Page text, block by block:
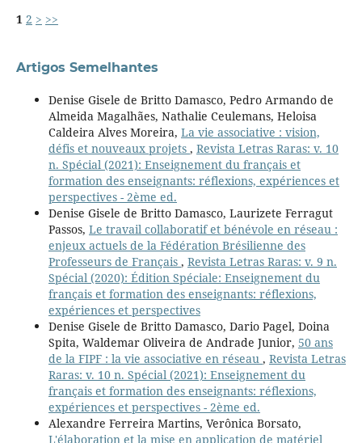
1 2 > >>
Artigos Semelhantes
Denise Gisele de Britto Damasco, Pedro Armando de
Almeida Magalhães, Nathalie Ceulemans, Heloisa
Caldeira Alves Moreira, La vie associative : vision,
défis et nouveaux projets , Revista Letras Raras: v. 10
n. Spécial (2021): Enseignement du français et
formation des enseignants: réflexions, expériences et
perspectives - 2ème ed.
Denise Gisele de Britto Damasco, Laurizete Ferragut
Passos, Le travail collaboratif et bénévole en réseau :
enjeux actuels de la Fédération Brésilienne des
Professeurs de Français , Revista Letras Raras: v. 9 n.
Spécial (2020): Édition Spéciale: Enseignement du
français et formation des enseignants: réflexions,
expériences et perspectives
Denise Gisele de Britto Damasco, Dario Pagel, Doina
Spita, Waldemar Oliveira de Andrade Junior, 50 ans
de la FIPF : la vie associative en réseau , Revista Letras
Raras: v. 10 n. Spécial (2021): Enseignement du
français et formation des enseignants: réflexions,
expériences et perspectives - 2ème ed.
Alexandre Ferreira Martins, Verônica Borsato,
L'élaboration et la mise en application de matériel